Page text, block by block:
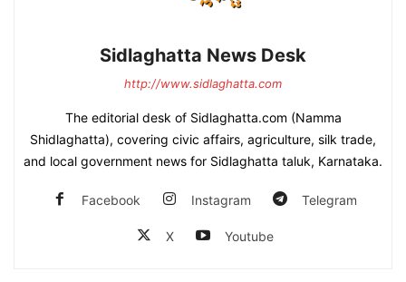
Sidlaghatta News Desk
http://www.sidlaghatta.com
The editorial desk of Sidlaghatta.com (Namma
Shidlaghatta), covering civic affairs, agriculture, silk trade,
and local government news for Sidlaghatta taluk, Karnataka.
Facebook Instagram Telegram
X Youtube